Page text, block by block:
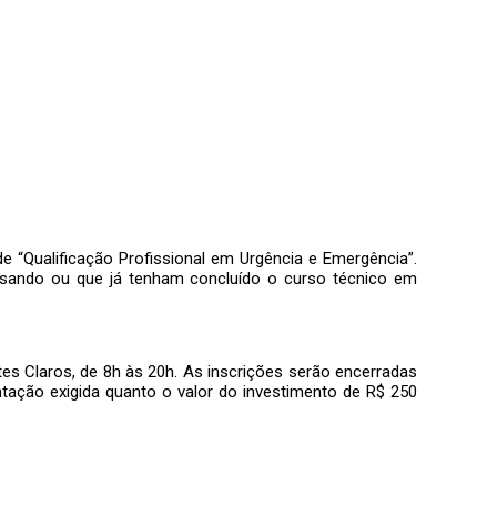
Profissional em Urgência e Emergência”.
ou que já tenham concluído o curso técnico em
Claros, de 8h às 20h. As inscrições serão encerradas
exigida quanto o valor do investimento de R$ 250